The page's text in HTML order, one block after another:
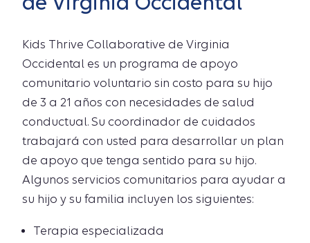
Kids Thrive Collaborative de Virginia
Occidental es un programa de apoyo
comunitario voluntario sin costo para su hijo
de 3 a 21 años con necesidades de salud
conductual. Su coordinador de cuidados
trabajará con usted para desarrollar un plan
de apoyo que tenga sentido para su hijo.
Algunos servicios comunitarios para ayudar a
su hijo y su familia incluyen los siguientes:
Terapia especializada